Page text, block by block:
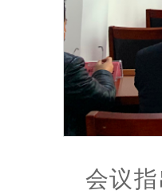
会议